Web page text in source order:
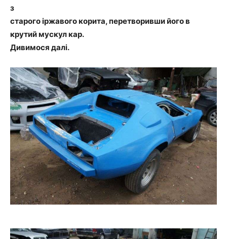
з
старого іржавого корита, перетворивши його в
крутий мускул кар.
Дивимося далі.